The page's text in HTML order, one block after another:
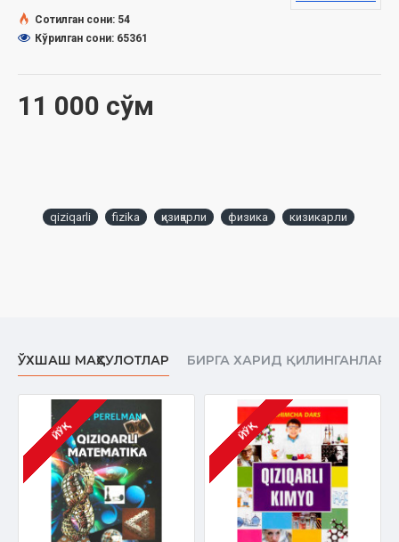
11 000 сўм
Сотилган сони: 54
Кўрилган сони: 65361
qiziqarli fizika қизиқарли физика кизикарли
ЎХШАШ МАҲСУЛОТЛАР БИРГА ХАРИД ҚИЛИНГАНЛАР
ЙЎҚ ЙЎҚ